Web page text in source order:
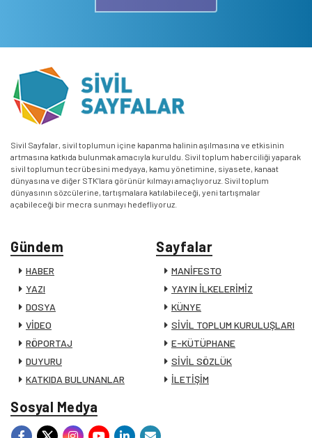
Sivil Sayfalar, sivil toplumun içine kapanma halinin aşılmasına ve etkisinin
artmasına katkıda bulunmak amacıyla kuruldu. Sivil toplum haberciliği yaparak
sivil toplumun tecrübesini medyaya, kamu yönetimine, siyasete, kanaat
dünyasına ve diğer STK’lara görünür kılmayı amaçlıyoruz. Sivil toplum
dünyasının sözcülerine, tartışmalara katılabileceği, yeni tartışmalar
açabileceği bir mecra sunmayı hedefliyoruz.
Gündem
HABER
YAZI
DOSYA
VİDEO
RÖPORTAJ
DUYURU
KATKIDA BULUNANLAR
Sayfalar
MANİFESTO
YAYIN İLKELERİMİZ
KÜNYE
SİVİL TOPLUM KURULUŞLARI
E-KÜTÜPHANE
SİVİL SÖZLÜK
İLETİŞİM
Sosyal Medya